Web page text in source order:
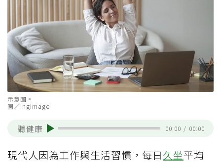
示意圖。
圖／ingimage
聽健康 00:00 / 00:00
現代人因為工作與生活習慣，每日久坐平均